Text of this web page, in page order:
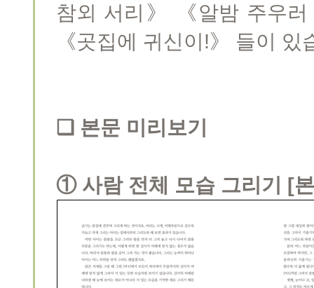
참외 서리》 《알밤 주우
《곳집에 귀신이!》 들이 있
❏ 본문 미리보기
① 사람 전체 모습 그리기 [